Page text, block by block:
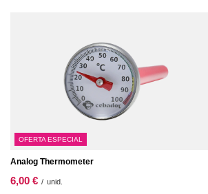
OFERTA ESPECIAL
Analog Thermometer
6,00 € / unid.